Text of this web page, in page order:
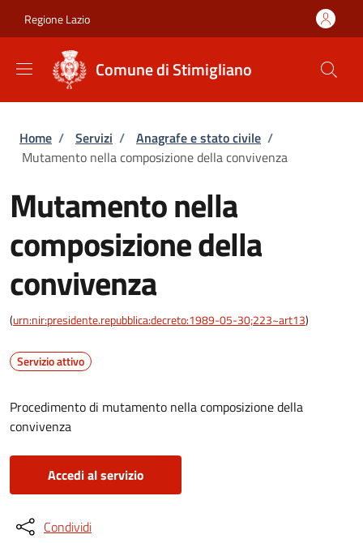
Regione Lazio
Comune di Stimigliano
Briciole di pane
Home / Servizi / Anagrafe e stato civile /
Mutamento nella composizione della convivenza
Mutamento nella
composizione della
convivenza
(urn:nir:presidente.repubblica:decreto:1989-05-30;223~art13)
Servizio attivo
Procedimento di mutamento nella composizione della
convivenza
Accedi al servizio
Condividi